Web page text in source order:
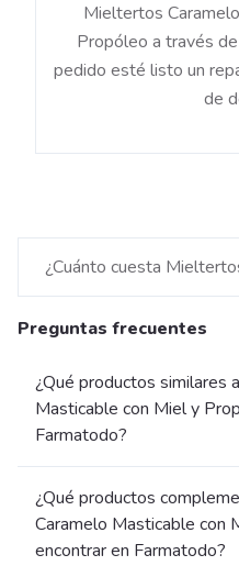
Mieltertos
Propóleo a través
pedido esté listo un
de
¿Cuánto cuesta
Preguntas frecuentes
¿Qué productos similares
Masticable con Miel y
Farmatodo?
¿Qué productos
Caramelo Masticable con
encontrar en Farmatodo?